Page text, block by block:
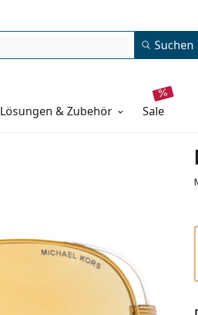
Suchen
Lösungen & Zubehör sale